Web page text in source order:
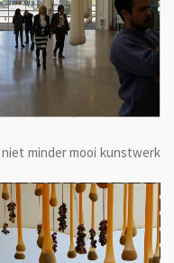
minder mooi kunstwerk